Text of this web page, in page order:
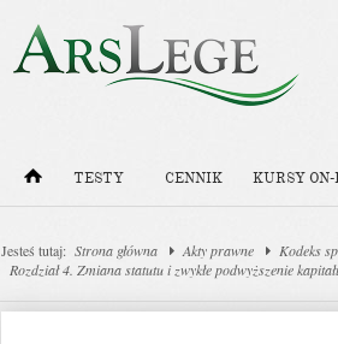
TESTY CENNIK KURSY
Jesteś tutaj: Strona główna Akty prawne
Kodeks
Rozdział 4. Zmiana statutu i zwykłe podwyższenie